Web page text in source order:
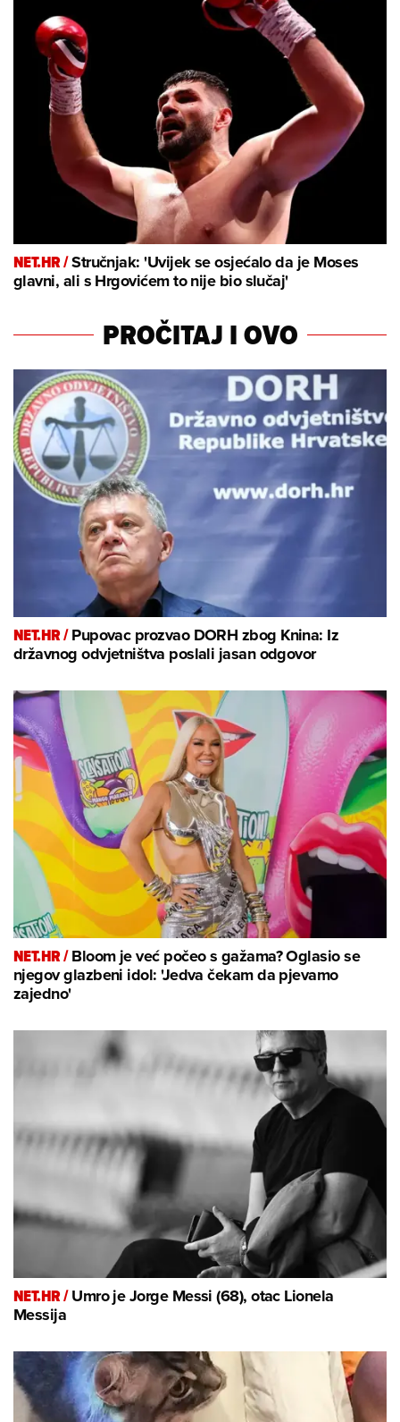
NET.HR /Stručnjak: 'Uvijek se osjećalo da je Moses
glavni, ali s Hrgovićem to nije bio slučaj'
PROČITAJ I OVO
NET.HR /Pupovac prozvao DORH zbog Knina: Iz
državnog odvjetništva poslali jasan odgovor
NET.HR /Bloom je već počeo s gažama? Oglasio se
njegov glazbeni idol: 'Jedva čekam da pjevamo
zajedno'
NET.HR /Umro je Jorge Messi (68), otac Lionela
Messija